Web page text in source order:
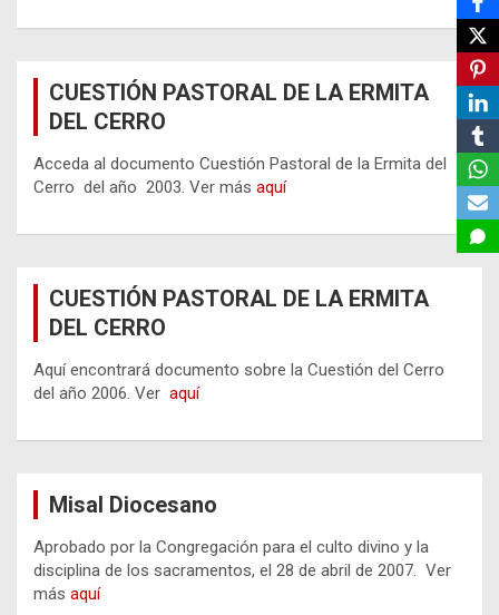
CUESTIÓN PASTORAL DE LA ERMITA
DEL CERRO
Acceda al documento Cuestión Pastoral de la Ermita del
Cerro del año 2003. Ver más aquí
CUESTIÓN PASTORAL DE LA ERMITA
DEL CERRO
Aquí encontrará documento sobre la Cuestión del Cerro
del año 2006. Ver aquí
Misal Diocesano
Aprobado por la Congregación para el culto divino y la
disciplina de los sacramentos, el 28 de abril de 2007. Ver
más aquí